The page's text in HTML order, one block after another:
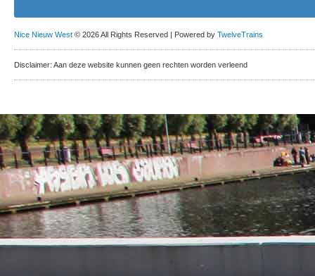
Nice Nieuw West © 2026 All Rights Reserved | Powered by TwelveTrains
Disclaimer: Aan deze website kunnen geen rechten worden verleend